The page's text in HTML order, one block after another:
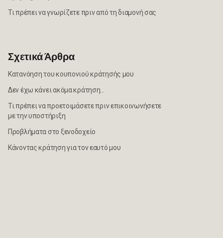
Τι πρέπει να γνωρίζετε πριν από τη διαμονή σας
Σχετικά Άρθρα
Κατανόηση του κουπονιού κράτησής μου
Δεν έχω κάνει ακόμα κράτηση...
Τι πρέπει να προετοιμάσετε πριν επικοινωνήσετε
με την υποστήριξη
Προβλήματα στο ξενοδοχείο
Κάνοντας κράτηση για τον εαυτό μου